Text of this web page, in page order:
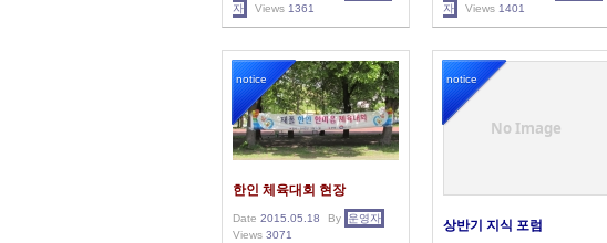
자
Views 1361
자
Views 1401
notice
한인 체육대회 현장
Date 2015.05.18 By
운영자
Views 3071
No Image
notice
상반기 지식 포럼